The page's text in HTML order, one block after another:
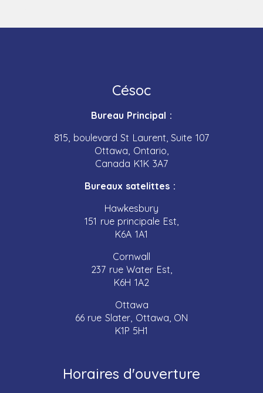
Césoc
Bureau Principal :
815, boulevard St Laurent, Suite 107
Ottawa, Ontario,
Canada K1K 3A7
Bureaux satelittes :
Hawkesbury
151 rue principale Est,
K6A 1A1
Cornwall
237 rue Water Est,
K6H 1A2
Ottawa
66 rue Slater, Ottawa, ON
K1P 5H1
Horaires d'ouverture